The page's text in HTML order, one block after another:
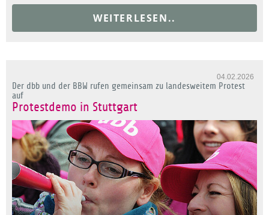
WEITERLESEN..
04.02.2026
Der dbb und der BBW rufen gemeinsam zu landesweitem Protest
auf
Protestdemo in Stuttgart